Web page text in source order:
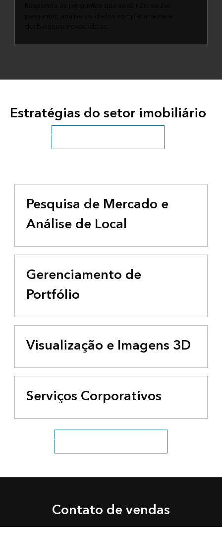
Estratégias do setor imobiliário
Veja todos os setores de negócios
Pesquisa de Mercado e
Análise de Local
Gerenciamento de
Portfólio
Visualização e Imagens 3D
Serviços Corporativos
Veja todos os setores de negócios
Contato de vendas